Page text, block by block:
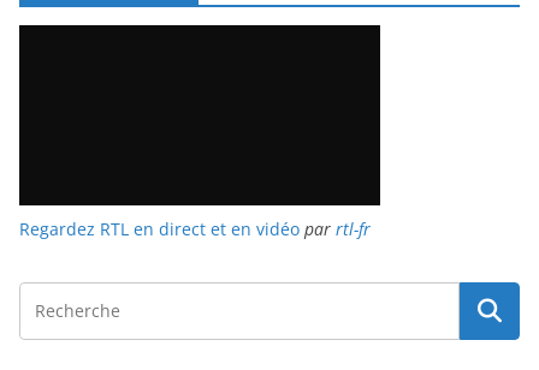
Regardez RTL en direct et en vidéo par rtl-fr